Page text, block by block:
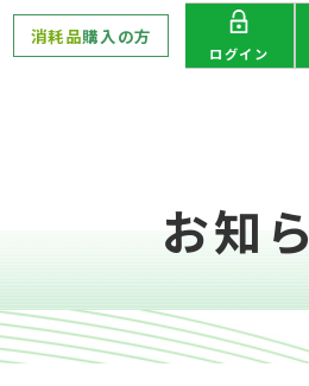
消耗品購入の方
ログイン
お知